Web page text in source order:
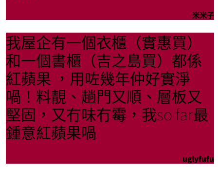
米米子
我屋企有一個衣櫃（實惠買）
和一個書櫃（吉之島買）都係
紅蘋果 ，用咗幾年仲好實淨
喎！料靚、趟門又順、層板又
堅固，又冇味冇霉，我so far最
鍾意紅蘋果喎
uglyfufu